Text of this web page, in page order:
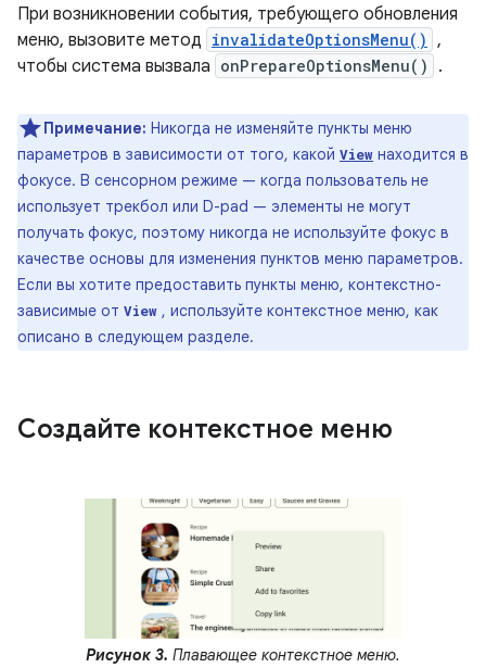
При возникновении события, требующего обновления
меню, вызовите метод invalidateOptionsMenu()
,
чтобы система вызвала onPrepareOptionsMenu() .
Примечание: Никогда не изменяйте пункты меню
параметров в зависимости от того, какой View находится в
фокусе. В сенсорном режиме — когда пользователь не
использует трекбол или D-pad — элементы не могут
получать фокус, поэтому никогда не используйте фокус в
качестве основы для изменения пунктов меню параметров.
Если вы хотите предоставить пункты меню, контекстно-
зависимые от View , используйте контекстное меню, как
описано в следующем разделе.
Создайте контекстное меню
Рисунок 3. Плавающее контекстное меню.